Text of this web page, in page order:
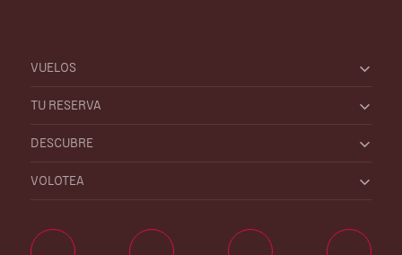
VUELOS
TU RESERVA
DESCUBRE
VOLOTEA